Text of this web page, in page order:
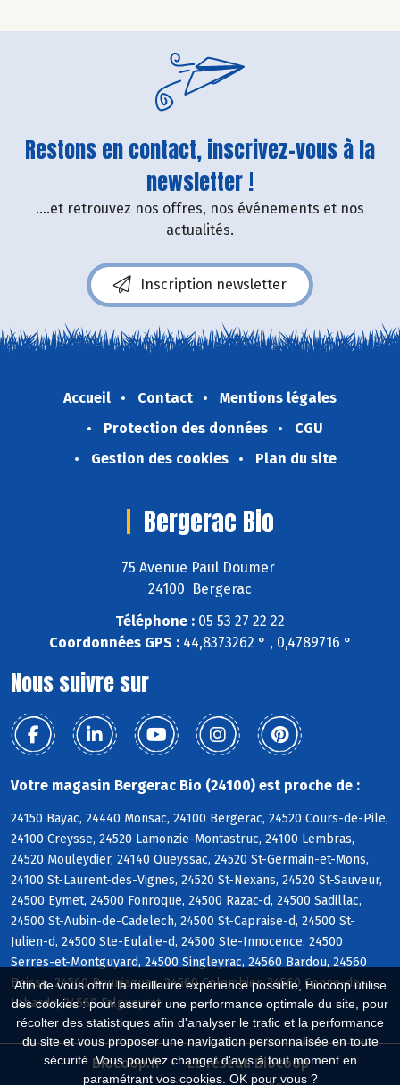
Afin de vous offrir la meilleure expérience possible, Biocoop utilise
des cookies : pour assurer une performance optimale du site, pour
récolter des statistiques afin d'analyser le trafic et la performance
du site et vous proposer une navigation personnalisée en toute
sécurité. Vous pouvez changer d'avis à tout moment en
paramétrant vos cookies. OK pour vous ?
Restons en contact, inscrivez-vous à la
newsletter !
....et retrouvez nos offres, nos événements et nos
actualités.
Inscription newsletter
Accueil Contact
Mentions légales
Protection des données
CGU
Gestion des cookies
Plan du site
Bergerac Bio
75 Avenue Paul Doumer
24100 Bergerac
Téléphone : 05 53 27 22 22
Coordonnées GPS :44,8373262 ° , 0,4789716 °
Nous suivre sur
Votre magasin Bergerac Bio (24100) est proche de :
24150 Bayac, 24440 Monsac, 24100 Bergerac, 24520 Cours-de-Pile,
24100 Creysse, 24520 Lamonzie-Montastruc, 24100 Lembras,
24520 Mouleydier, 24140 Queyssac, 24520 St-Germain-et-Mons,
24100 St-Laurent-des-Vignes, 24520 St-Nexans, 24520 St-Sauveur,
24500 Eymet, 24500 Fonroque, 24500 Razac-d, 24500 Sadillac,
24500 St-Aubin-de-Cadelech, 24500 St-Capraise-d, 24500 St-
Julien-d, 24500 Ste-Eulalie-d, 24500 Ste-Innocence, 24500
Serres-et-Montguyard, 24500 Singleyrac, 24560 Bardou, 24560
Boisse, 24560 Bouniagues, 24560 Colombier, 24560 Conne-de-
Labarde, 24560 Falgueyrat
Biocoop.fr
Le réseau Biocoop